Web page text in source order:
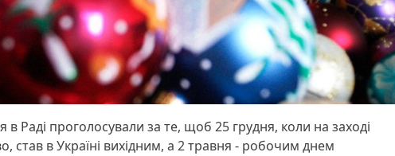
Раді проголосували за те, щоб 25 грудня, коли на заході
став в Україні вихідним, а 2 травня - робочим днем